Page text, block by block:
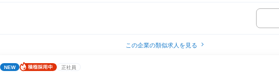
この企業の類似求人を見る
NEW 正社員